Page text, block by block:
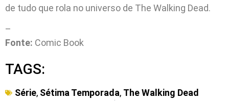
de tudo que rola no universo de The Walking Dead.
–
Fonte: Comic Book
TAGS:
Série, Sétima Temporada, The Walking Dead